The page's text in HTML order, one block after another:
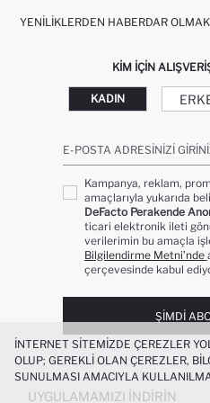
YENILIKLERDEN HABERDAR
KIM IÇIN
KADIN
E-POSTA ADRESINIZI
Kampanya, reklam,
amaçlarıyla yukarıda
DeFacto Perakende
ticari elektronik ileti
verilerimin bu amaçla
Bilgilendirme Metni’nde
çerçevesinde kabul
ŞIMDI
UYGULAMAMIZI İNDIRIN
İNTERNET SITEMIZDE ÇEREZLER
OLUP; GEREKLI OLAN ÇEREZLER,
SUNULMASI AMACIYLA
ÜÇÜNCÜ TARAF ÇEREZLER ISE SIZE